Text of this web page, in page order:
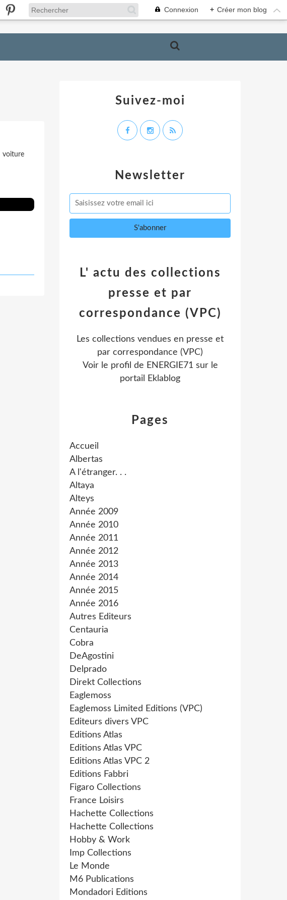
Connexion + Créer mon blog
voiture
Newsletter
Pages
Accueil
Albertas
A l'étranger. . .
Altaya
Alteys
Année 2009
Année 2010
Année 2011
Année 2012
Année 2013
Année 2014
Année 2015
Année 2016
Autres Editeurs
Centauria
Cobra
DeAgostini
Delprado
Direkt Collections
Eaglemoss
Eaglemoss Limited Editions (VPC)
Editeurs divers VPC
Editions Atlas
Editions Atlas VPC
Editions Atlas VPC 2
Editions Fabbri
Figaro Collections
France Loisirs
Hachette Collections
Hachette Collections
Hobby & Work
Imp Collections
Le Monde
M6 Publications
Mondadori Editions
L' actu des collections
presse et par
correspondance (VPC)
Les collections vendues en presse et
par correspondance (VPC)
Voir le profil de ENERGIE71sur le
portail Eklablog
Suivez-moi